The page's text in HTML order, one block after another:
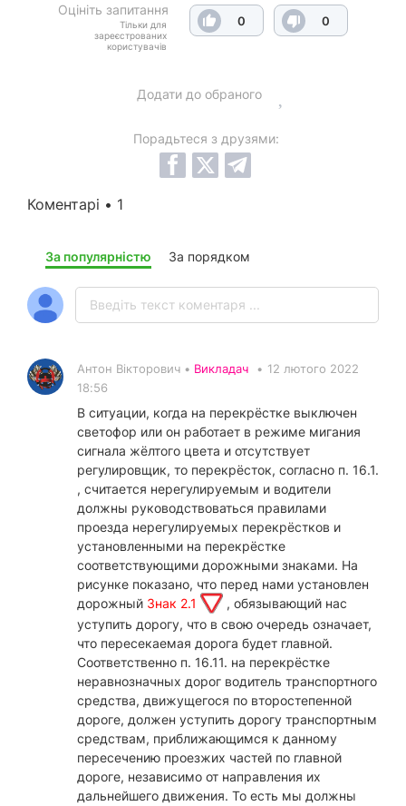
Оцініть запитання
Тільки для
зареєстрованих
користувачів
0 0
Додати до обраного
Порадьтеся з друзями:
Коментарі • 1
За популярністю За порядком
Антон Вікторович • Викладач • 12 лютого 2022
18:56
В ситуации, когда на перекрёстке выключен
светофор или он работает в режиме мигания
сигнала жёлтого цвета и отсутствует
регулировщик, то перекрёсток, согласно п. 16.1.
, считается нерегулируемым и водители
должны руководствоваться правилами
проезда нерегулируемых перекрёстков и
установленными на перекрёстке
соответствующими дорожными знаками. На
рисунке показано, что перед нами установлен
дорожный Знак 2.1
, обязывающий нас
уступить дорогу, что в свою очередь означает,
что пересекаемая дорога будет главной.
Соответственно п. 16.11. на перекрёстке
неравнозначных дорог водитель транспортного
средства, движущегося по второстепенной
дороге, должен уступить дорогу транспортным
средствам, приближающимся к данному
пересечению проезжих частей по главной
дороге, независимо от направления их
дальнейшего движения. То есть мы должны